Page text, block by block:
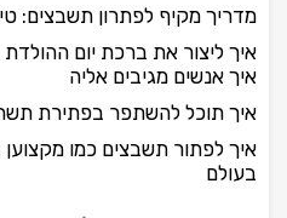
מדריך מקיף לפתרון תשבצים:
איך ליצור את ברכת יום
איך אנשים מגיבים אליה
איך תוכל להשתפר בפתירת
איך לפתור תשבצים כמו
בעולם